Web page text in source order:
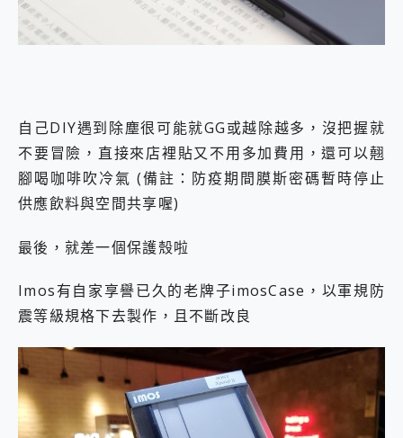
自己DIY遇到除塵很可能就GG或越除越多，沒把握就
不要冒險，直接來店裡貼又不用多加費用，還可以翹
腳喝咖啡吹冷氣 (備註：防疫期間膜斯密碼暫時停止
供應飲料與空間共享喔)
最後，就差一個保護殼啦
Imos有自家享譽已久的老牌子imosCase，以軍規防
震等級規格下去製作，且不斷改良